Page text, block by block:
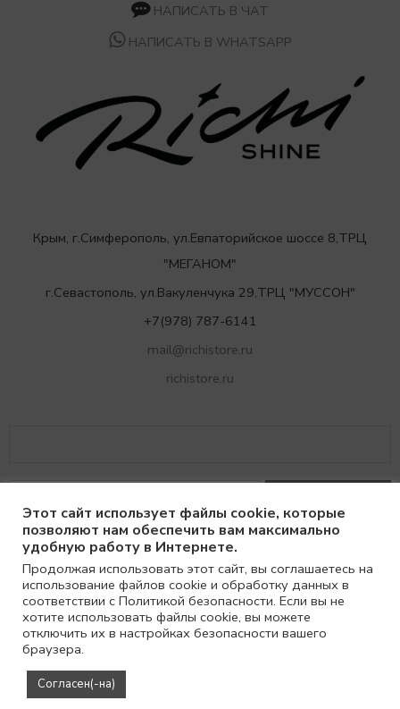
НАПИСАТЬ В ЧАТ
НАПИСАТЬ В WHATSAPP
Крым, г.Симферополь, ул.Евпаторийское шоссе 8,ТРЦ
"МЕГАНОМ"
г.Севастополь, ул.Вакуленчука 29,ТРЦ "МУССОН"
+7(978) 787-6141
mail@richistore.ru
richistore.ru
© 2021Richi
Этот сайт использует файлы cookie, которые
позволяют нам обеспечить вам максимально
удобную работу в Интернете.
Продолжая использовать этот сайт, вы соглашаетесь на
использование файлов cookie и обработку данных в
соответствии с Политикой безопасности. Если вы не
хотите использовать файлы cookie, вы можете
отключить их в настройках безопасности вашего
браузера.
Согласен(-на)